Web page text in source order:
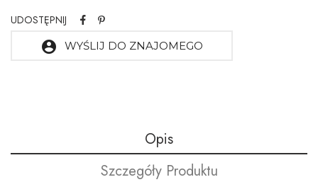
UDOSTĘPNIJ
account_circle WYŚLIJ DO ZNAJOMEGO
Opis
Szczegóły Produktu